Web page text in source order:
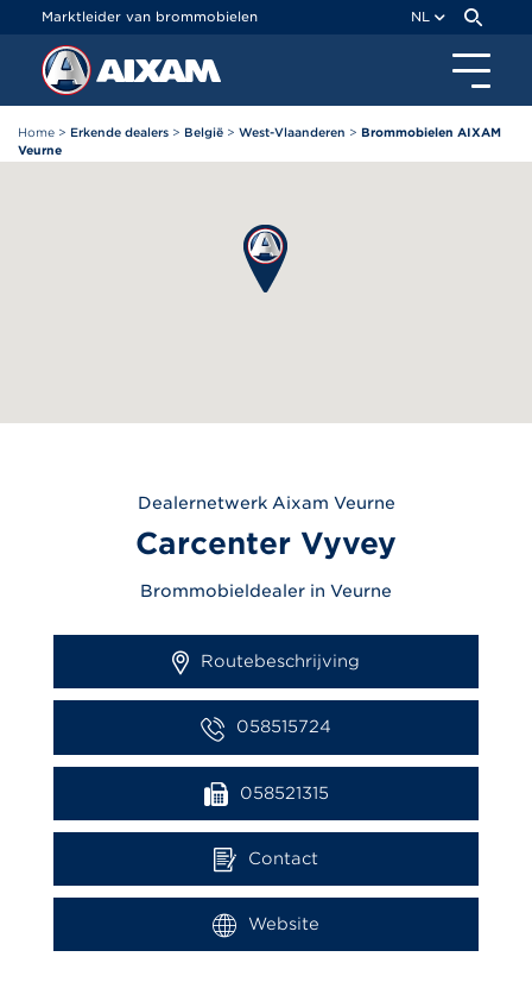
Marktleider van brommobielen NL
Home > Erkende dealers > België > West-Vlaanderen > Brommobielen AIXAM
Veurne
Dealernetwerk Aixam Veurne
Carcenter Vyvey
Brommobieldealer in Veurne
Routebeschrijving
058515724
058521315
Contact
Website
Cookies beheer paneel